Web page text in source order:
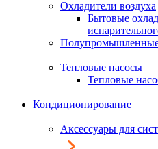
Охладители воздуха
Бытовые
Тепловые насосы
Тепловые
Кондиционирование
Аксессуары для